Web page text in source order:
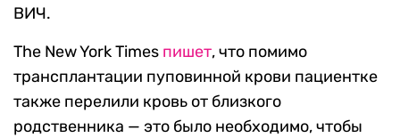
ВИЧ.
The New York Times пишет, что помимо
трансплантации пуповинной крови пациентке
также перелили кровь от близкого
родственника — это было необходимо, чтобы